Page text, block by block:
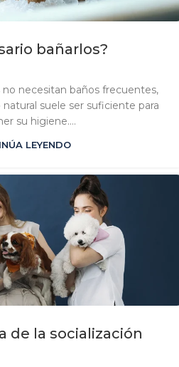
bañarlos?
no necesitan baños frecuentes,
suele ser suficiente para
su higiene....
LEYENDO
de la socialización